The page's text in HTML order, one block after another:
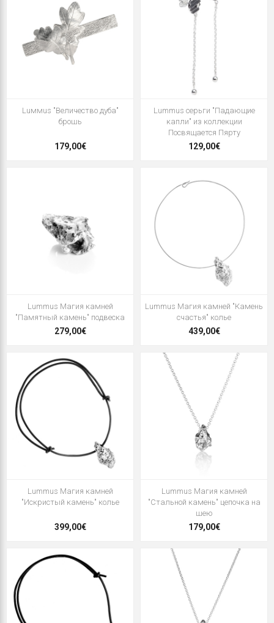
Luммus "Величество дуба"
брошь
179,00€
Lummus серьги "Падающие
капли" из коллекции
Посвящается Пярту
129,00€
Lummus Магия камней
"Памятный камень" подвеска
279,00€
Lummus Магия камней "Камень
счастья" колье
439,00€
Lummus Магия камней
"Искристый камень" колье
399,00€
Lummus Магия камней
"Стальной камень" цепочка на
шею
179,00€